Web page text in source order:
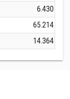
6.430
65.214
14.364